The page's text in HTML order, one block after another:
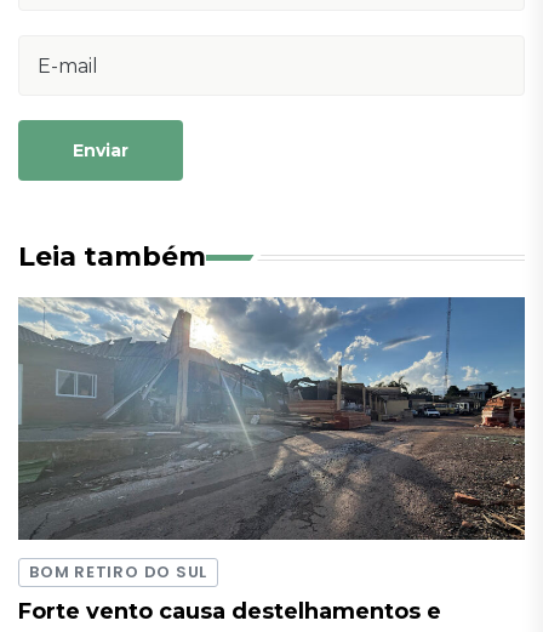
Enviar
Leia também
BOM RETIRO DO SUL
Forte vento causa destelhamentos e